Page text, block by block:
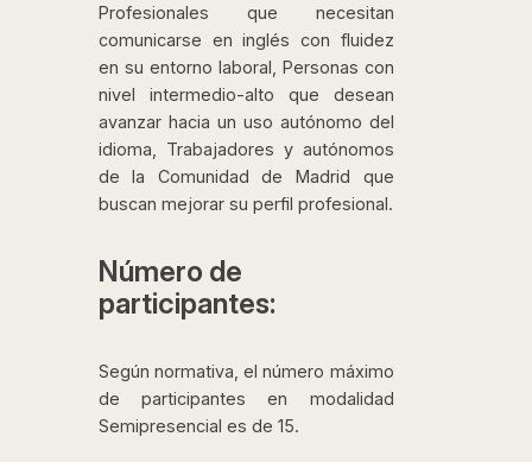
Profesionales que necesitan
comunicarse en inglés con fluidez
en su entorno laboral, Personas con
nivel intermedio-alto que desean
avanzar hacia un uso autónomo del
idioma, Trabajadores y autónomos
de la Comunidad de Madrid que
buscan mejorar su perfil profesional.
Número de
participantes:
Según normativa, el número máximo
de participantes en modalidad
Semipresencial es de 15.